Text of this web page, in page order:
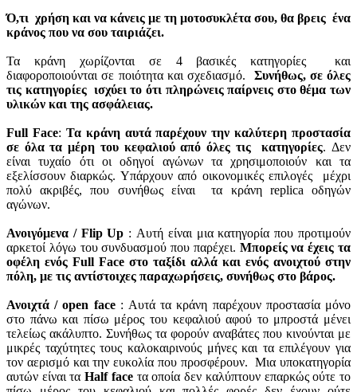
Ό,τι χρήση και να κάνεις με τη μοτοσυκλέτα σου, θα βρεις ένα
κράνος που να σου ταιριάζει.
Τα κράνη χωρίζονται σε 4 βασικές κατηγορίες και
διαφοροποιούνται σε ποιότητα και σχεδιασμό. Συνήθως, σε όλες
τις κατηγορίες ισχύει το ότι πληρώνεις παίρνεις στο θέμα των
υλικών και της ασφάλειας.
Full Face: Τα κράνη αυτά παρέχουν την καλύτερη προστασία
σε όλα τα μέρη του κεφαλιού από όλες τις κατηγορίες. Δεν
είναι τυχαίο ότι οι οδηγοί αγώνων τα χρησιμοποιούν και τα
εξελίσσουν διαρκώς. Υπάρχουν από οικονομικές επιλογές μέχρι
πολύ ακριβές, που συνήθως είναι τα κράνη replica οδηγών
αγώνων.
Ανοιγόμενα / Flip Up : Αυτή είναι μια κατηγορία που προτιμούν
αρκετοί λόγω του συνδυασμού που παρέχει. Μπορείς να έχεις τα
οφέλη ενός Full Face στο ταξίδι αλλά και ενός ανοιχτού στην
πόλη, με τις αντίστοιχες παραχωρήσεις, συνήθως στο βάρος.
Ανοιχτά /open face: Αυτά τα κράνη παρέχουν προστασία μόνο
στο πάνω και πίσω μέρος του κεφαλιού αφού το μπροστά μένει
τελείως ακάλυπτο. Συνήθως τα φορούν αναβάτες που κινούνται με
μικρές ταχύτητες τους καλοκαιρινούς μήνες και τα επιλέγουν για
τον αερισμό και την ευκολία που προσφέρουν. Μια υποκατηγορία
αυτών είναι ταHalf faceτα οποία δεν καλύπτουν επαρκώς ούτε το